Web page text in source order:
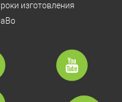
изготовления